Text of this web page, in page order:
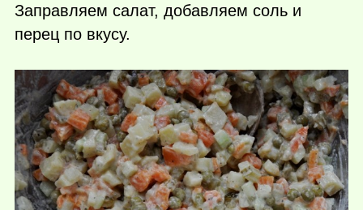
Заправляем салат, добавляем соль и
перец по вкусу.